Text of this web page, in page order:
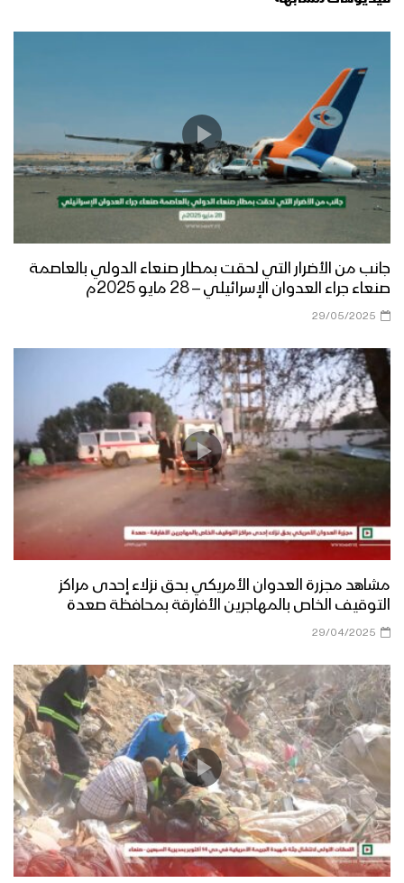
جانب من الأضرار التي لحقت بمطار صنعاء الدولي بالعاصمة
صنعاء جراء العدوان الإسرائيلي – 28 مايو 2025م
29/05/2025
مشاهد مجزرة العدوان الأمريكي بحق نزلاء إحدى مراكز
التوقيف الخاص بالمهاجرين الأفارقة بمحافظة صعدة
29/04/2025